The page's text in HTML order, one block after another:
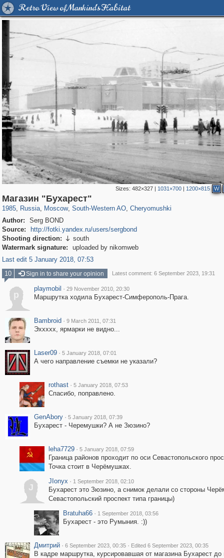
Retro View of Mankind's Habitat
Sizes: 482×327| 1031×700| 1200×815 W
Магазин "Бухарест"
1985, Russia
1,406,851 29,243
, Moscow
319,861 8,286
, South-Western AO
12,415
, Cheryomushki
Author:
Serg BOND
Source:
http://fotki.yandex.ru/users/sergbond
Shooting direction:  south
Watermark signature:
uploaded by nikomweb
Last edit 5 January 2018, 07:53
10
Sign in to share your opinion Latest comment: 6 September 2023, 19:31
p
playmobil · 29 November 2010, 20:30
Маршрутка ходила Бухарест-Симферополь-Прага.
Bambroid · 9 March 2011, 07:31
Эххххх, ярмарки не видно...
Laser09 · 5 January 2018, 07:01
А чего направление съемки не указали?
rothast · 5 January 2018, 07:53
Спасибо, поправлено.
GenAbory · 5 January 2018, 07:39
Бухарест - Черемушки? А не Зюзино?
leha7729 · 5 January 2018, 07:59
Граница районов проходит по оси Севастопольского
Точка стоит в Черёмушках.
J
JIonyx · 1 September 2018, 02:10
Бухарест это Зюзино, а снимок делали со стороны
Севастопольский проспект типа границы)
Bratuha66 · 1 September 2018, 03:56
Бухарест - это Румыния. :))
Дмитрий · 6 September 2023, 00:35 · Edited 6 September 2023, 00:35
В кадре маршрутка, курсировавшая от магазина Бухарест до